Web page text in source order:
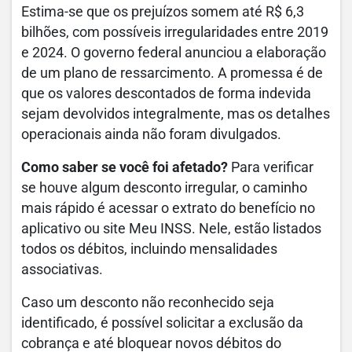
Estima-se que os prejuízos somem até R$ 6,3
bilhões, com possíveis irregularidades entre 2019
e 2024. O governo federal anunciou a elaboração
de um plano de ressarcimento. A promessa é de
que os valores descontados de forma indevida
sejam devolvidos integralmente, mas os detalhes
operacionais ainda não foram divulgados.
Como saber se você foi afetado? Para verificar
se houve algum desconto irregular, o caminho
mais rápido é acessar o extrato do benefício no
aplicativo ou site Meu INSS. Nele, estão listados
todos os débitos, incluindo mensalidades
associativas.
Caso um desconto não reconhecido seja
identificado, é possível solicitar a exclusão da
cobrança e até bloquear novos débitos do